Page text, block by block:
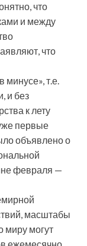
что
и между
что
минусе», т.е.
и без
к лету
первые
объявлено о
февраля —
масштабы
миру могут